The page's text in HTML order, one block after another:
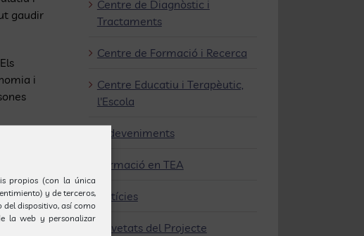
propios (con la única
y de terceros,
dispositivo, así como
la web y personalizar
gaudir
i
Centre de Diagnòstic i
Tractaments
Centre de Formació i Recerca
Centre Educatiu i Terapèutic,
l'Escola
Esdeveniments
Formació en TEA
Notícies
Novetats del Projecte